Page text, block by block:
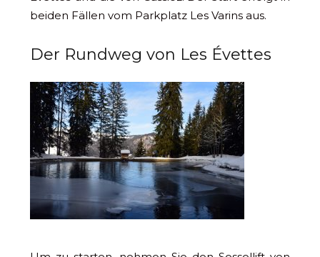
beiden Fällen vom Parkplatz Les Varins aus.
Der Rundweg von Les Évettes